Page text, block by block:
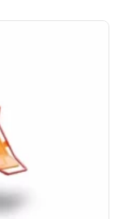
matériel
de
en option.